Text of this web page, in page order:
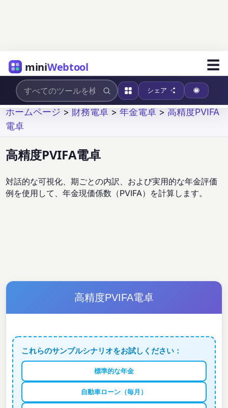
miniWebtool ☰
シェア
ホームページ > 財務電卓 >年金電卓 > 高精度PVIFA
電卓
高精度PVIFA電卓
対話的な可視化、期ごとの内訳、および実用的な年金評価
例を使用して、年金現価係数（PVIFA）を計算します。
高精度PVIFA電卓
これらのサンプルシナリオをお試しください：
標準的な年金
自動車ローン（毎月）